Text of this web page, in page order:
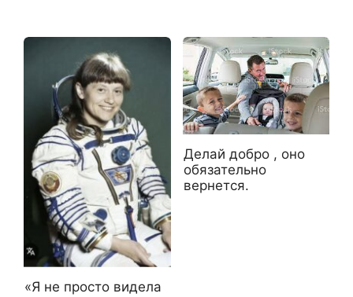
«Я не просто видела
Делай добро , оно
обязательно
вернется.